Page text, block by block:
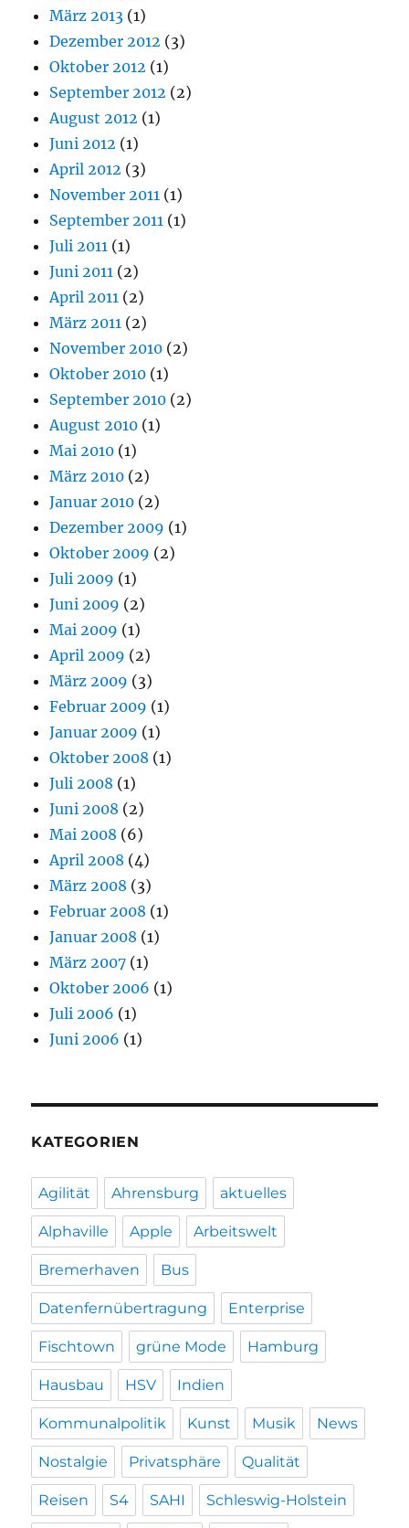
März 2013 (1)
Dezember 2012 (3)
Oktober 2012 (1)
September 2012 (2)
August 2012 (1)
Juni 2012 (1)
April 2012 (3)
November 2011 (1)
September 2011 (1)
Juli 2011 (1)
Juni 2011 (2)
April 2011 (2)
März 2011 (2)
November 2010 (2)
Oktober 2010 (1)
September 2010 (2)
August 2010 (1)
Mai 2010 (1)
März 2010 (2)
Januar 2010 (2)
Dezember 2009 (1)
Oktober 2009 (2)
Juli 2009 (1)
Juni 2009 (2)
Mai 2009 (1)
April 2009 (2)
März 2009 (3)
Februar 2009 (1)
Januar 2009 (1)
Oktober 2008 (1)
Juli 2008 (1)
Juni 2008 (2)
Mai 2008 (6)
April 2008 (4)
März 2008 (3)
Februar 2008 (1)
Januar 2008 (1)
März 2007 (1)
Oktober 2006 (1)
Juli 2006 (1)
Juni 2006 (1)
KATEGORIEN
Agilität Ahrensburg aktuelles
Alphaville Apple Arbeitswelt
Bremerhaven Bus
Datenfernübertragung Enterprise
Fischtown grüne Mode Hamburg
Hausbau HSV Indien
Kommunalpolitik Kunst Musik News
Nostalgie Privatsphäre Qualität
Reisen S4 SAHI Schleswig-Holstein